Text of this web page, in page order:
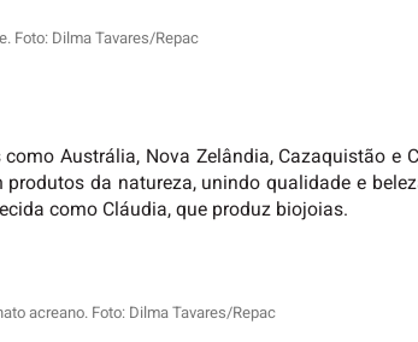
Foto: Dilma Tavares/Repac
Austrália, Nova Zelândia, Cazaquistão e
da natureza, unindo qualidade e
como Cláudia, que produz biojoias.
acreano. Foto: Dilma Tavares/Repac